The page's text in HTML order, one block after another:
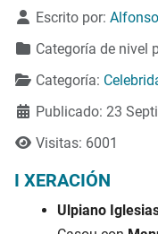
Detalles
Escrito por:
Categoría de nivel
Categoría:
Publicado: 23
Visitas: 6001
I XERACIÓN
Ulpiano